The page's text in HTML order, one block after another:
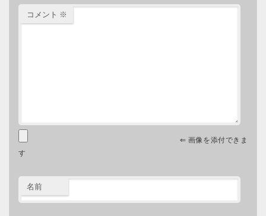
コメント ※
⇐ 画像を添付できま
す
名前